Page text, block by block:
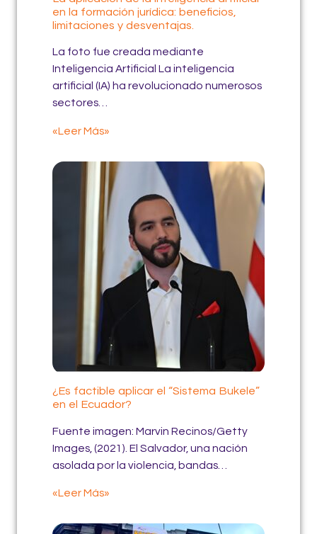
en la formación jurídica: beneficios,
limitaciones y desventajas.
La foto fue creada mediante
Inteligencia Artificial La inteligencia
artificial (IA) ha revolucionado numerosos
sectores…
«Leer Más»
¿Es factible aplicar el “Sistema Bukele”
en el Ecuador?
Fuente imagen: Marvin Recinos/Getty
Images, (2021). El Salvador, una nación
asolada por la violencia, bandas…
«Leer Más»